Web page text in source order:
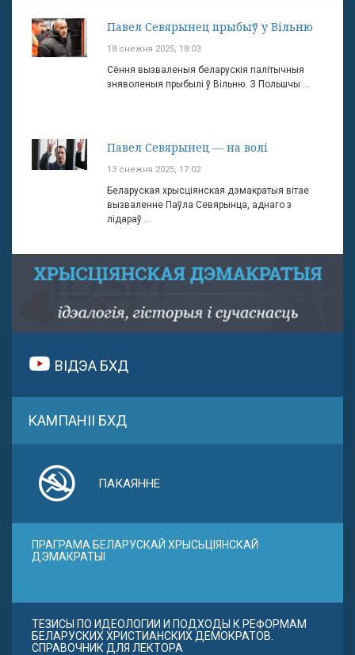
Павел Севярынец прыбыў у Вільню
18 снежня 2025, 18:03
Сёння вызваленыя беларускія палітычныя
зняволеныя прыбылі ў Вільню. З Польшчы ...
Павел Севярынец — на волі
13 снежня 2025, 17:02
Беларуская хрысціянская дэмакратыя вітае
вызваленне Паўла Севярынца, аднаго з
лідараў ...
ВІДЭА БХД
КАМПАНІІ БХД
ПАКАЯННЕ
ПРАГРАМА БЕЛАРУСКАЙ ХРЫСЬЦІЯНСКАЙ
ДЭМАКРАТЫІ
ТЕЗИСЫ ПО ИДЕОЛОГИИ И ПОДХОДЫ К РЕФОРМАМ
БЕЛАРУСКИХ ХРИСТИАНСКИХ ДЕМОКРАТОВ.
СПРАВОЧНИК ДЛЯ ЛЕКТОРА